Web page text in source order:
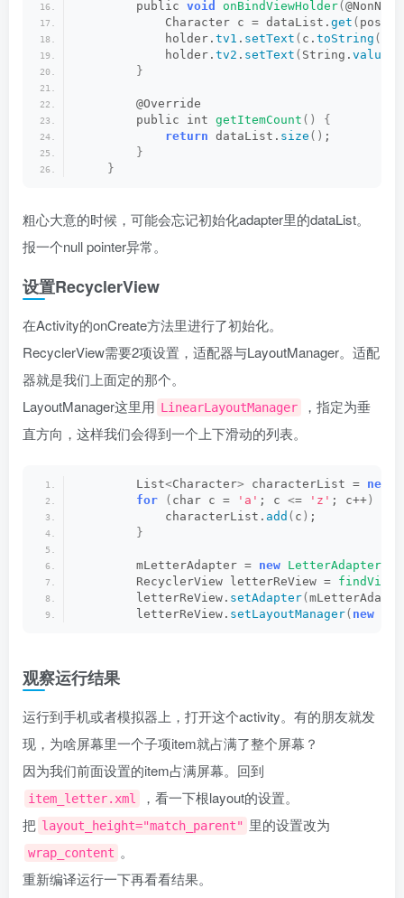
        public
void onBindViewHolder(
            Character c = dataList.
get (
            holder.
tv1 . setText ( c. toString ())
            holder.
tv2 . setText ( String. valueOf
}
        @Override
        public int
getItemCount ()
{
return dataList. size () ;
}
}
粗心大意的时候，可能会忘记初始化adapter里的dataList。
报一个null pointer异常。
设置RecyclerView
在Activity的onCreate方法里进行了初始化。
RecyclerView需要2项设置，适配器与LayoutManager。适配
器就是我们上面定的那个。
LayoutManager这里用 LinearLayoutManager
，指定为垂
直方向，这样我们会得到一个上下滑动的列表。
        List
<Character> characterList = new
for
( char c = 'a' ; c <= 'z' ; c++ )
            characterList.
add ( c ) ;
}
        mLetterAdapter =
new LetterAdapter
        RecyclerView letterReView =
        letterReView.
setAdapter(
        letterReView.
setLayoutManager( new
观察运行结果
运行到手机或者模拟器上，打开这个activity。有的朋友就发
现，为啥屏幕里一个子项item就占满了整个屏幕？
因为我们前面设置的item占满屏幕。回到
item_letter.xml
，看一下根layout的设置。
把 layout_height="match_parent" 里的设置改为
wrap_content 。
重新编译运行一下再看看结果。